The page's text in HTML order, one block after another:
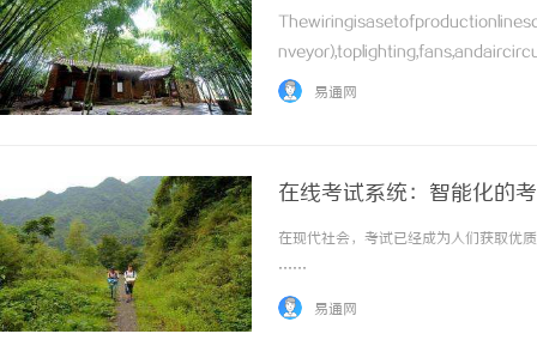
...……
易通网
在线考试系统：智能化的
在现代社会，考试已经成为人们获取优
……
易通网